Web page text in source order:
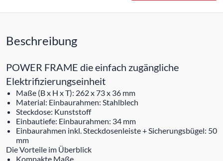
Beschreibung
POWER FRAME die einfach zugängliche
Elektrifizierungseinheit
Maße (B x H x T): 262 x 73 x 36 mm
Material: Einbaurahmen: Stahlblech
Steckdose: Kunststoff
Einbautiefe: Einbaurahmen: 34 mm
Einbaurahmen inkl. Steckdosenleiste + Sicherungsbügel: 50
mm
Die Vorteile im Überblick
Kompakte Maße